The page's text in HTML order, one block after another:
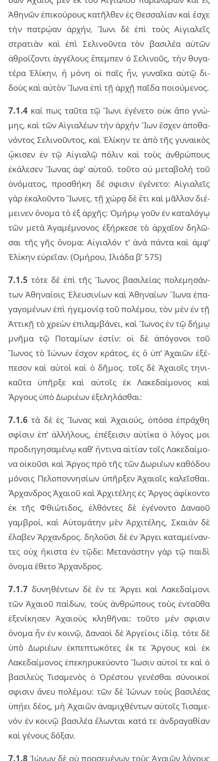
Ἀθη­νῶν ἐπι­κού­ρους κα­τῆλ­θεν ἐς Θεσ­σα­λί­αν καὶ ἔσχε
τὴν πα­τρῴ­αν ἀρ­χήν, Ἴωνι δὲ ἐπὶ τοὺς Αἰγια­λεῖς
στρα­τιὰν καὶ ἐπὶ Σελι­νοῦν­τα τὸν βα­σι­λέα αὐ­τῶν
ἀθροί­ζον­τι ἀγ­γέ­λους ἔπεμ­πεν ὁ Σελι­νοῦς, τὴν θυ­γα­
τέ­ρα Ἑλί­κην, ἣ μόνη οἱ παῖς ἦν, γυ­ναῖ­κα αὐτῷ δι­
δοὺς καὶ αὐ­τὸν Ἴωνα ἐπὶ τῇ ἀρχῇ παῖ­δα ποιού­με­νος.
7.1.4 καί πως ταῦ­τα τῷ Ἴωνι ἐγέ­νε­το οὐκ ἄπο γνώ­
μης, καὶ τῶν Αἰγια­λέ­ων τὴν ἀρ­χὴν Ἴων ἔσχεν ἀπο­θα­
νόν­τος Σελι­νοῦν­τος, καὶ Ἑλί­κην τε ἀπὸ τῆς γυ­ναι­κὸς
ᾤκι­σεν ἐν τῷ Αἰγια­λῷ πό­λιν καὶ τοὺς ἀν­θρώ­πους
ἐκά­λε­σεν Ἴωνας ἀφ’ αὑ­τοῦ. τοῦ­το οὐ με­τα­βο­λὴ τοῦ
ὀνό­μα­τος, προ­σθή­κη δέ σφι­σιν ἐγέ­νε­το: Αἰγια­λεῖς
γὰρ ἐκα­λοῦν­το Ἴωνες. τῇ χώρᾳ δὲ ἔτι καὶ μᾶλ­λον διέ­
μει­νεν ὄνο­μα τὸ ἐξ ἀρ­χῆς: Ὁμήρῳ γοῦν ἐν κα­τα­λό­γῳ
τῶν μετὰ Ἀγα­μέ­μνο­νος ἐξήρ­κε­σε τὸ ἀρ­χαῖ­ον δη­λῶ­
σαι τῆς γῆς ὄνο­μα: Αἰγια­λόν τ’ ἀνὰ πάν­τα καὶ ἀμφ’
Ἑλί­κην εὐ­ρεῖ­αν. (Ομή­ρου, Ιλιά­δα β’ 575)
7.1.5 τότε δὲ ἐπὶ τῆς Ἴωνος βα­σι­λεί­ας πο­λε­μη­σάν­
των Ἀθη­ναί­οις Ἐλευ­σι­νί­ων καὶ Ἀθη­ναί­ων Ἴωνα ἐπα­
γα­γο­μέ­νων ἐπὶ ἡγε­μο­νίᾳ τοῦ πο­λέ­μου, τὸν μὲν ἐν τῇ
Ἀττι­κῇ τὸ χρε­ὼν ἐπι­λαμ­βά­νει, καὶ Ἴωνος ἐν τῷ δήμῳ
μνῆ­μα τῷ Ποτα­μί­ων ἐστίν: οἱ δὲ ἀπό­γο­νοι τοῦ
Ἴωνος τὸ Ἰώνων ἔσχον κρά­τος, ἐς ὃ ὑπ’ Ἀχαιῶν ἐξέ­
πε­σον καὶ αὐ­τοὶ καὶ ὁ δῆ­μος. τοῖς δὲ Ἀχαιοῖς τη­νι­
καῦ­τα ὑπῆρ­ξε καὶ αὐ­τοῖς ἐκ Λακε­δαί­μο­νος καὶ
Ἄργους ὑπὸ Δωριέ­ων ἐξε­λη­λά­σθαι:
7.1.6 τὰ δὲ ἐς Ἴωνας καὶ Ἀχαιούς, ὁπό­σα ἐπρά­χθη
σφί­σιν ἐπ’ ἀλ­λή­λους, ἐπέ­ξει­σιν αὐ­τί­κα ὁ λό­γος μοι
προ­δι­η­γη­σα­μέ­νῳ καθ’ ἥν­τι­να αἰ­τί­αν τοῖς Λακε­δαί­μο­
να οἰ­κοῦ­σι καὶ Ἄργος πρὸ τῆς τῶν Δωριέ­ων κα­θό­δου
μό­νοις Πελο­πον­νη­σί­ων ὑπῆρ­ξεν Ἀχαιοῖς κα­λεῖ­σθαι.
Ἄρχαν­δρος Ἀχαιοῦ καὶ Ἀρχι­τέ­λης ἐς Ἄργος ἀφί­κον­το
ἐκ τῆς Φθιώ­τι­δος, ἐλ­θόν­τες δὲ ἐγέ­νον­το Δανα­οῦ
γαμ­βροί, καὶ Αὐτο­μά­την μὲν Ἀρχι­τέ­λης, Σκαιὰν δὲ
ἔλα­βεν Ἄρχαν­δρος. δη­λοῦ­σι δὲ ἐν Ἄργει κα­τα­μεί­ναν­
τες οὐχ ἥκι­στα ἐν τῷδε: Μετα­νά­στην γὰρ τῷ παι­δὶ
ὄνο­μα ἔθε­το Ἄρχαν­δρος.
7.1.7 δυ­νη­θέν­των δὲ ἔν τε Ἄργει καὶ Λακε­δαί­μο­νι
τῶν Ἀχαιοῦ παί­δων, τοὺς ἀν­θρώ­πους τοὺς ἐν­ταῦ­θα
ἐξε­νί­κη­σεν Ἀχαιοὺς κλη­θῆ­ναι: τοῦ­το μέν σφι­σιν
ὄνο­μα ἦν ἐν κοι­νῷ, Δανα­οὶ δὲ Ἀργεί­οις ἰδίᾳ. τότε δὲ
ὑπὸ Δωριέ­ων ἐκ­πε­πτω­κό­τες ἔκ τε Ἄργους καὶ ἐκ
Λακε­δαί­μο­νος ἐπε­κη­ρυ­κεύ­ον­το Ἴωσιν αὐ­τοί τε καὶ ὁ
βα­σι­λεὺς Τισα­με­νὸς ὁ Ὀρέ­στου γε­νέ­σθαι σύ­νοι­κοί
σφι­σιν ἄνευ πο­λέ­μου: τῶν δὲ Ἰώνων τοὺς βα­σι­λέ­ας
ὑπῄ­ει δέος, μὴ Ἀχαιῶν ἀνα­μι­χθέν­των αὐ­τοῖς Τισα­με­
νὸν ἐν κοι­νῷ βα­σι­λέα ἕλων­ται κατά τε ἀν­δρα­γα­θί­αν
καὶ γέ­νους δό­ξαν.
7.1.8 Ἰώνων δὲ οὐ προ­σε­μέ­νων τοὺς Ἀχαιῶν λό­γους